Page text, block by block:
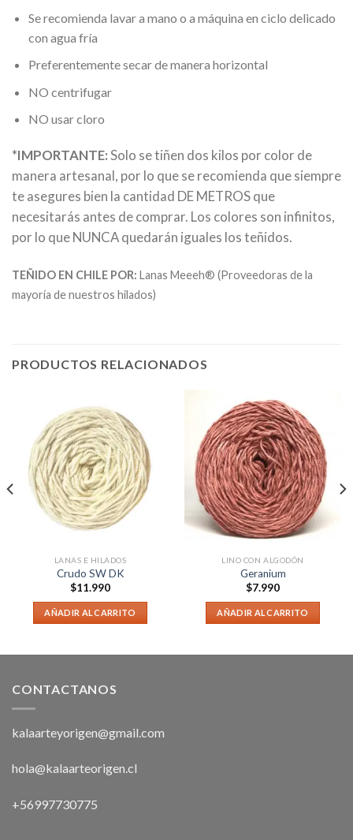
Se recomienda lavar a mano o a máquina en ciclo delicado
con agua fría
Preferentemente secar de manera horizontal
NO centrifugar
NO usar cloro
*IMPORTANTE:Solo se tiñen dos kilos por color de
manera artesanal, por lo que se recomienda que siempre
te asegures bien la cantidad DE METROS que
necesitarás antes de comprar. Los colores son infinitos,
por lo que NUNCA quedarán iguales los teñidos.
TEÑIDO EN CHILE POR: Lanas Meeeh® (Proveedoras de la
mayoría de nuestros hilados)
PRODUCTOS RELACIONADOS
LANAS E HILADOS
Crudo SW DK
$11.990
AÑADIR AL CARRITO
LINO CON ALGODÓN
Geranium
$7.990
AÑADIR AL CARRITO
CONTACTANOS
kalaarteyorigen@gmail.com
hola@kalaarteorigen.cl
+56997730775